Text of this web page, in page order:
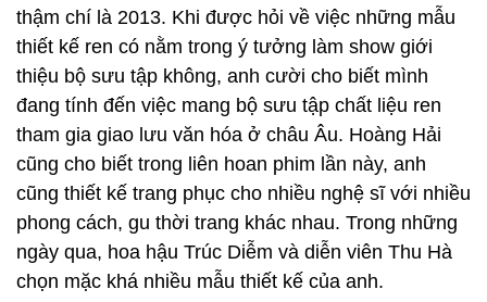
thậm chí là 2013. Khi được hỏi về việc những mẫu
thiết kế ren có nằm trong ý tưởng làm show giới
thiệu bộ sưu tập không, anh cười cho biết mình
đang tính đến việc mang bộ sưu tập chất liệu ren
tham gia giao lưu văn hóa ở châu Âu. Hoàng Hải
cũng cho biết trong liên hoan phim lần này, anh
cũng thiết kế trang phục cho nhiều nghệ sĩ với nhiều
phong cách, gu thời trang khác nhau. Trong những
ngày qua, hoa hậu Trúc Diễm và diễn viên Thu Hà
chọn mặc khá nhiều mẫu thiết kế của anh.